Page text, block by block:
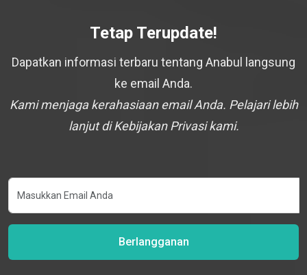
Tetap Terupdate!
Dapatkan informasi terbaru tentang Anabul langsung
ke email Anda.
Kami menjaga kerahasiaan email Anda. Pelajari lebih
lanjut di Kebijakan Privasi kami.
Berlangganan